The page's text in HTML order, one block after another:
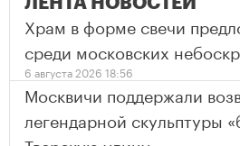
Храм в форме свечи
среди московских
6 августа 2026 18:56
Москвичи поддержали
легендарной скульптуры